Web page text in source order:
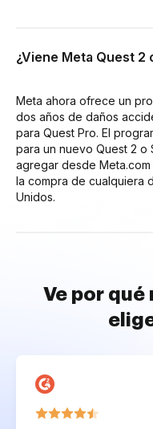
¿Viene Meta Quest 2
Meta ahora ofrece un
dos años de daños
para Quest Pro. El
para un nuevo Quest 2 o
agregar desde
la compra de cualquiera
Unidos.
Ve por